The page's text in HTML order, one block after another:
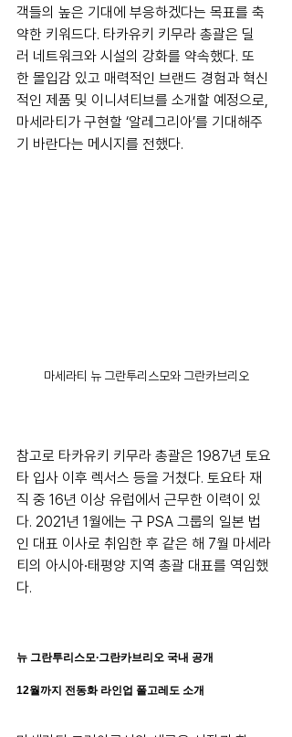
객들의 높은 기대에 부응하겠다는 목표를 축
약한 키워드다. 타카유키 키무라 총괄은 딜
러 네트워크와 시설의 강화를 약속했다. 또
한 몰입감 있고 매력적인 브랜드 경험과 혁신
적인 제품 및 이니셔티브를 소개할 예정으로,
마세라티가 구현할 ‘알레그리아’를 기대해주
기 바란다는 메시지를 전했다.
마세라티 뉴 그란투리스모와 그란카브리오
참고로 타카유키 키무라 총괄은 1987년 토요
타 입사 이후 렉서스 등을 거쳤다. 토요타 재
직 중 16년 이상 유럽에서 근무한 이력이 있
다. 2021년 1월에는 구 PSA 그룹의 일본 법
인 대표 이사로 취임한 후 같은 해 7월 마세라
티의 아시아∙태평양 지역 총괄 대표를 역임했
다.
뉴 그란투리스모∙그란카브리오 국내 공개
12월까지 전동화 라인업 폴고레도 소개